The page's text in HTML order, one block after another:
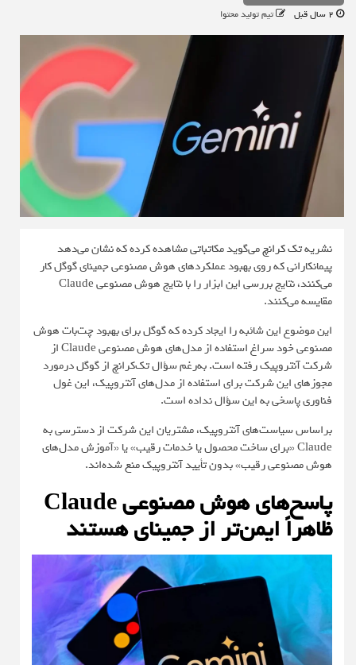
تیم تولید محتوا
نشریهتک کرانچمی‌گوید مکاتباتی مشاهده کرده که نشان می‌دهد
پیمانکارانی که روی بهبود عملکردهای هوش مصنوعی جمینای گوگل کار
می‌کنند، نتایج بررسی این ابزار را با نتایج هوش مصنوعی Claude
مقایسه می‌کنند.
این موضوع این شائبه را ایجاد کرده که گوگل برای بهبود چت‌بات هوش
مصنوعی خود سراغ استفاده از مدل‌های هوش مصنوعی Claude از
شرکت آنتروپیک رفته است. به‌رغم سؤال تک‌کرانچ از گوگل درمورد
مجوزهای این شرکت برای استفاده از مدل‌های آنتروپیک، این غول
فناوری پاسخی به این سؤال نداده است.
براساس سیاست‌های آنتروپیک، مشتریان این شرکت از دسترسی به
Claude «برای ساخت محصول یا خدمات رقیب» یا «آموزش مدل‌های
هوش مصنوعی رقیب» بدون تأیید آنتروپیک منع شده‌اند.
پاسخ‌های هوش مصنوعی Claude
ظاهراً ایمن‌تر از جمینای هستند